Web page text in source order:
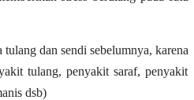
tulang dan sendi sebelumnya, karena
tulang, penyakit saraf, penyakit
dsb)